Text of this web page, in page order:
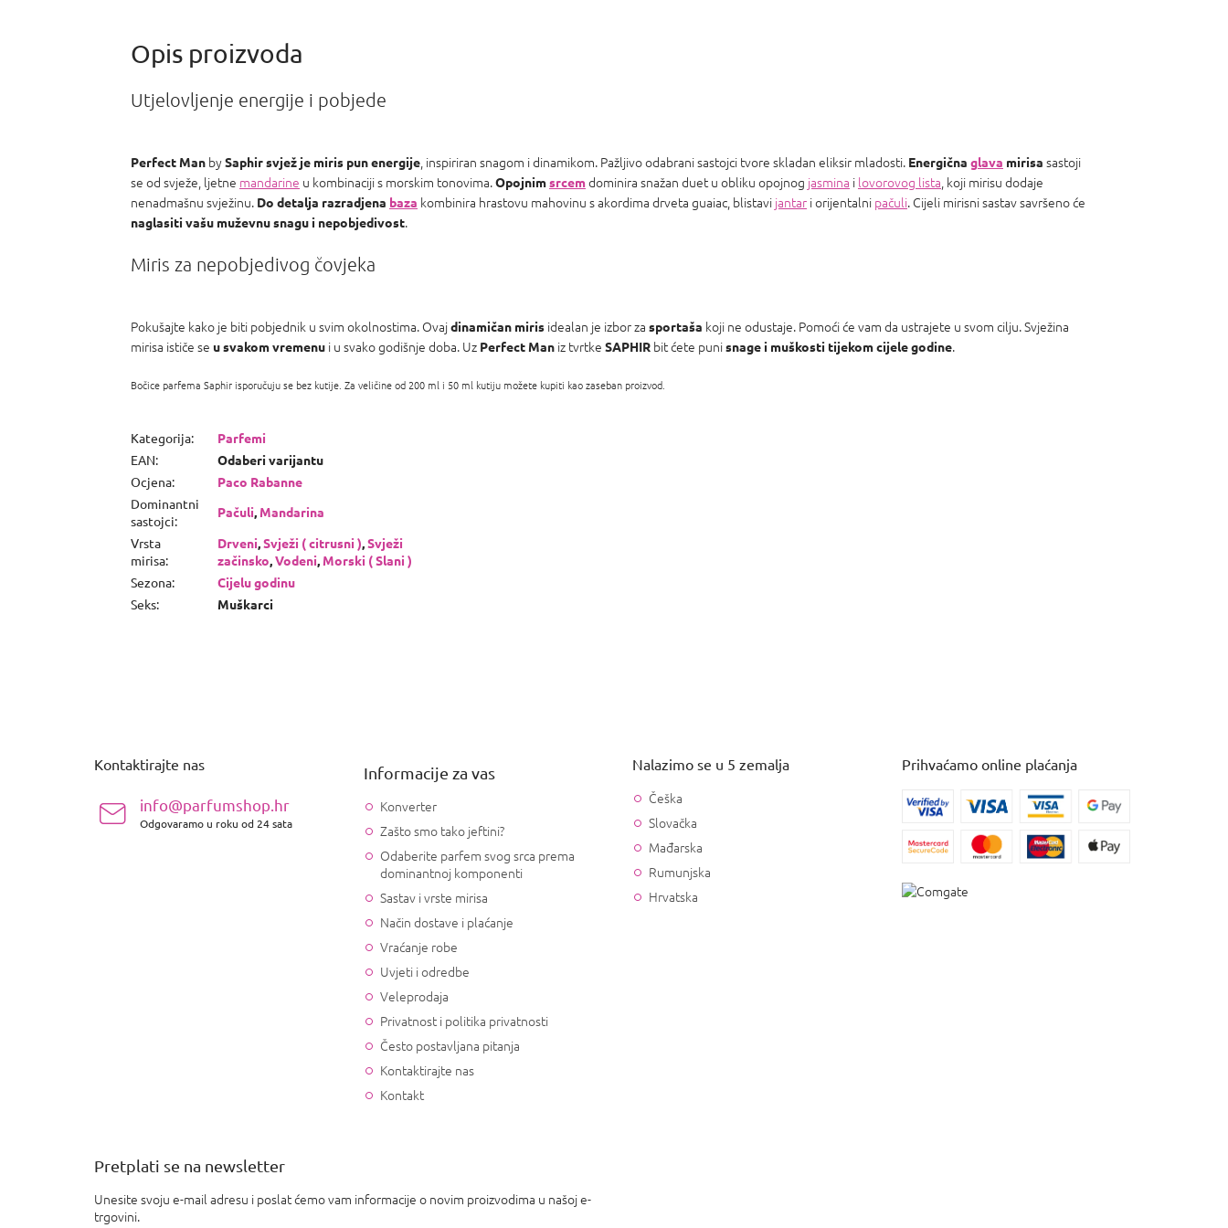
a Carolina
Herrera Good
Utjelovljenje energije i pobjede
Perfect Man bySaphir svjež je miris pun energije, inspiriran snagom i dinamikom. Pažljivo odabrani sastojci tvore skladan eliksir mladosti. Energična glava mirisa sastoji
se od svježe, ljetne mandarine u kombinaciji s morskim tonovima.Opojnimsrcemdominira snažan duet u obliku opojnog jasmina i lovorovog lista, koji mirisu dodaje
nenadmašnu svježinu. Do detalja razradjena baza kombinira hrastovu mahovinu s akordima drveta guaiac, blistavi jantar i orijentalni pačuli. Cijeli mirisni sastav savršeno će
naglasiti vašu muževnu snagu i nepobjedivost.
Miris za nepobjedivog čovjeka
Pokušajte kako je biti pobjednik u svim okolnostima. Ovajdinamičan miris idealan je izbor za sportaša koji ne odustaje. Pomoći će vam da ustrajete u svom cilju. Svježina
mirisa ističe se u svakom vremenu i u svako godišnje doba. Uz Perfect Man iz tvrtke SAPHIR bit ćete punisnage i muškosti tijekom cijele godine.
Bočice parfema Saphir isporučuju se bez kutije. Za veličine od 200 ml i 50 ml kutiju možete kupiti kao zaseban proizvod.
Kategorija:
Parfemi
EAN:
Odaberi varijantu
Ocjena:
Paco Rabanne
Dominantni
sastojci:
Pačuli, Mandarina
Vrsta
mirisa:
Drveni,Svježi ( citrusni ),Svježi
začinsko,Vodeni, Morski ( Slani )
Sezona:
Cijelu godinu
Seks: Muškarci
Kontaktirajte nas
info@parfumshop.hr
Odgovaramo u roku od 24 sata
Informacije za vas
Konverter
Zašto smo tako jeftini?
Odaberite parfem svog srca prema
dominantnoj komponenti
Sastav i vrste mirisa
Način dostave i plaćanje
Vraćanje robe
Uvjeti i odredbe
Veleprodaja
Privatnost i politika privatnosti
Često postavljana pitanja
Kontaktirajte nas
Kontakt
Nalazimo se u 5 zemalja
Češka
Slovačka
Mađarska
Rumunjska
Hrvatska
Prihvaćamo online plaćanja
Pretplati se na newsletter
Unesite svoju e-mail adresu i poslat ćemo vam informacije o novim proizvodima u našoj e-
trgovini.